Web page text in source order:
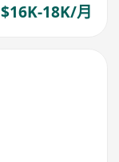
$16K-18K/月